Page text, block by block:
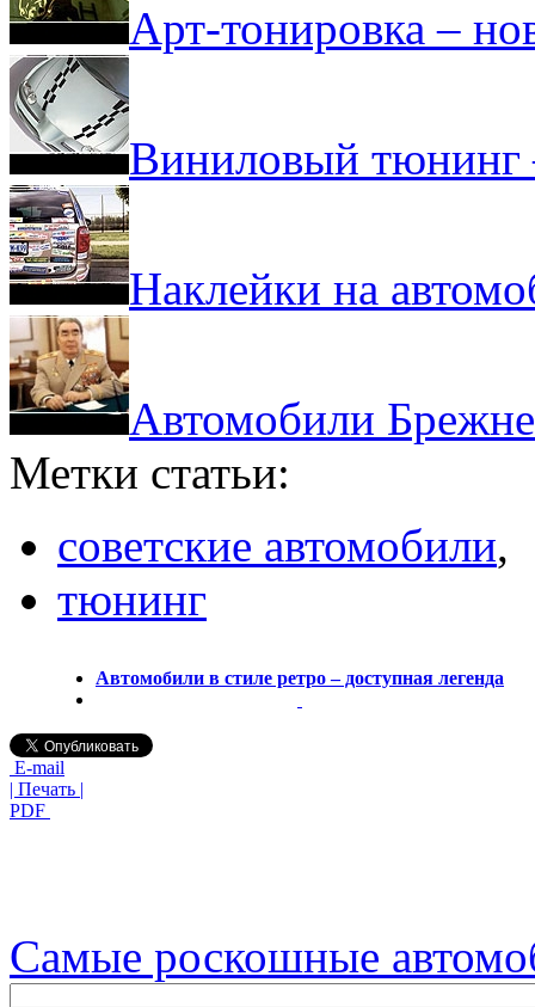
Арт-тонировка –
Виниловый тюнинг
Наклейки на
Автомобили
Метки статьи:
советские автомобили,
тюнинг
Автомобили в стиле ретро – доступная легенда
E-mail
| Печать |
PDF
Самые роскошные